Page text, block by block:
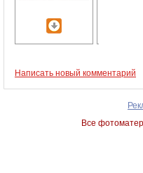
Написать новый комментарий
Все